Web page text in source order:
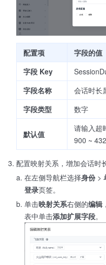
配置项
字段的值
字段 Key
字段名称
会话时长
字段类型
数字
默认值
请输入超
900 ~
配置映射关系，增加会话时
在左侧导航栏选择身份>
登录页签。
单击映射关系右侧的编辑
表中单击添加扩展字段。